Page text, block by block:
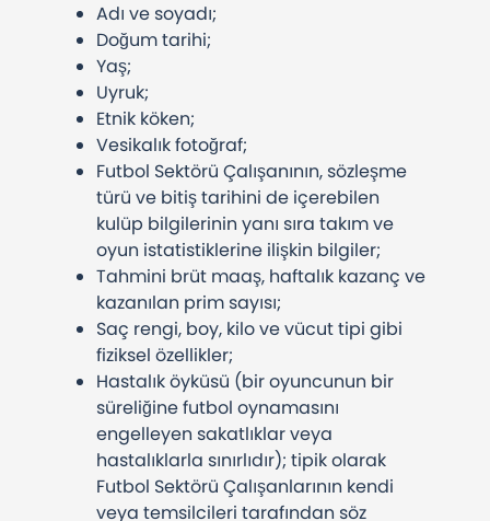
Adı ve soyadı;
Doğum tarihi;
Yaş;
Uyruk;
Etnik köken;
Vesikalık fotoğraf;
Futbol Sektörü Çalışanının, sözleşme
türü ve bitiş tarihini de içerebilen
kulüp bilgilerinin yanı sıra takım ve
oyun istatistiklerine ilişkin bilgiler;
Tahmini brüt maaş, haftalık kazanç ve
kazanılan prim sayısı;
Saç rengi, boy, kilo ve vücut tipi gibi
fiziksel özellikler;
Hastalık öyküsü (bir oyuncunun bir
süreliğine futbol oynamasını
engelleyen sakatlıklar veya
hastalıklarla sınırlıdır); tipik olarak
Futbol Sektörü Çalışanlarının kendi
veya temsilcileri tarafından söz